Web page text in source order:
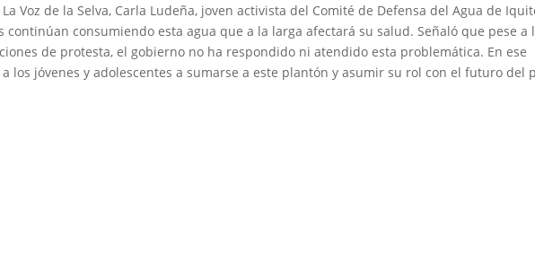
Voz de la Selva, Carla Ludeña, joven activista del Comité de Defensa del Agua de
continúan consumiendo esta agua que a la larga afectará su salud. Señaló que pese a
de protesta, el gobierno no ha respondido ni atendido esta problemática. En ese
los jóvenes y adolescentes a sumarse a este plantón y asumir su rol con el futuro del